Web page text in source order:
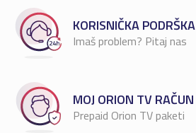
KORISNIČKA PODRŠKA
Imaš problem? Pitaj nas
MOJ ORION TV RAČUN
Prepaid Orion TV paketi